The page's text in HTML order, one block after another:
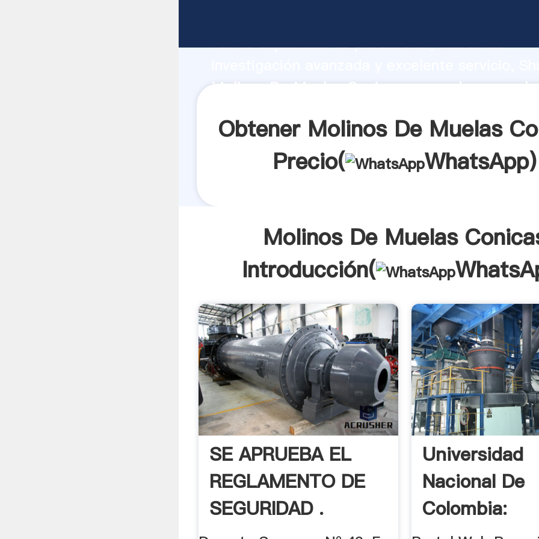
fuerte capacidad de producción, fuerza de
Molinos De Muelas Conicas proveedor crea el
Obtener Molinos De Muelas
Precio(
WhatsApp)
Molinos De Muelas
Introducción(
SE APRUEBA EL
REGLAMENTO DE
SEGURIDAD .
Universidad
Nacional De
Colombia: